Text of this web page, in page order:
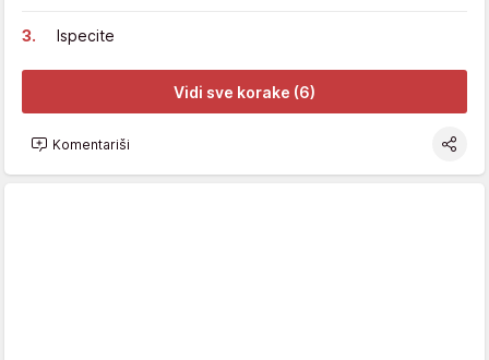
Ispecite
Vidi sve korake (6)
Komentariši